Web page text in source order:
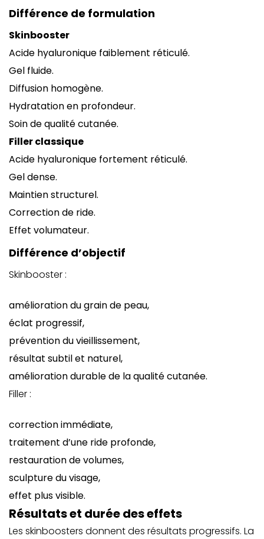
Différence de formulation
Skinbooster
Acide hyaluronique faiblement réticulé.
Gel fluide.
Diffusion homogène.
Hydratation en profondeur.
Soin de qualité cutanée.
Filler classique
Acide hyaluronique fortement réticulé.
Gel dense.
Maintien structurel.
Correction de ride.
Effet volumateur.
Différence d’objectif
Skinbooster :
amélioration du grain de peau,
éclat progressif,
prévention du vieillissement,
résultat subtil et naturel,
amélioration durable de la qualité cutanée.
Filler :
correction immédiate,
traitement d’une ride profonde,
restauration de volumes,
sculpture du visage,
effet plus visible.
Résultats et durée des effets
Les skinboosters donnent des résultats progressifs. La